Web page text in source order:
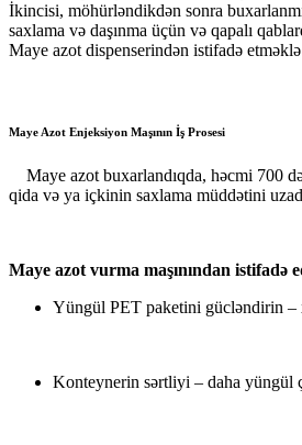
İkincisi, möhürləndikdən sonra
saxlama və daşınma üçün və qapalı
Maye azot dispenserindən istifadə
Maye Azot Enjeksiyon Maşının İş Prosesi
Maye azot buxarlandıqda, həcmi 700
qida və ya içkinin saxlama müddətini
Maye azot vurma maşınından istifadə
Yüngül PET paketini gücləndirin –
Konteynerin sərtliyi – daha yüngül